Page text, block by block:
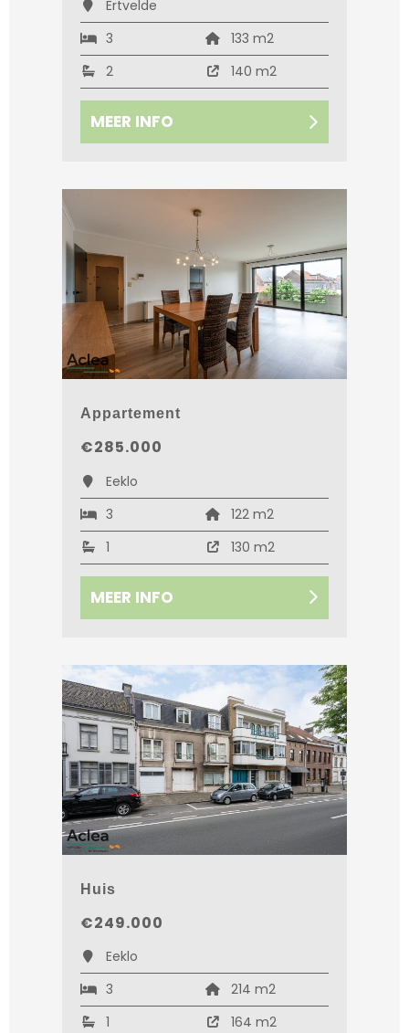
Ertvelde
3
133 m2
2
140 m2
MEER INFO
Appartement
€285.000
Eeklo
3
122 m2
1
130 m2
MEER INFO
Huis
€249.000
Eeklo
3
214 m2
1
164 m2